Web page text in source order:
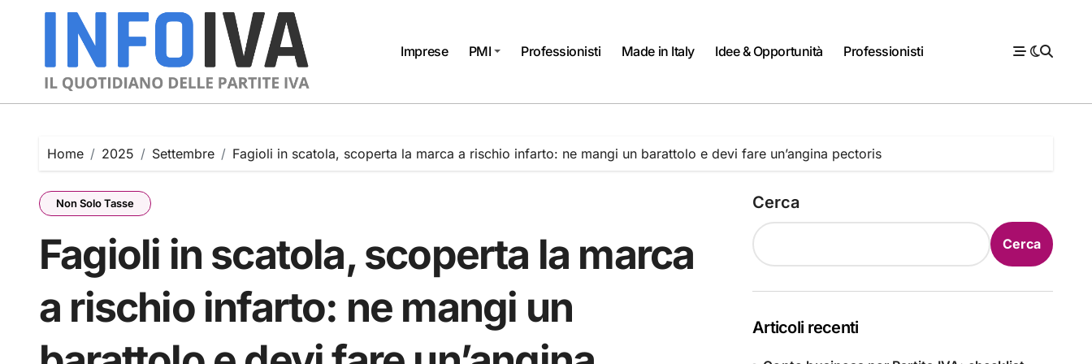
Imprese PMI Professionisti Made in Italy Idee & Opportunità Professionisti
Home 2025 Settembre Fagioli in scatola, scoperta la marca a rischio infarto: ne mangi un barattolo e devi fare un’angina pectoris
Non Solo Tasse
Fagioli in scatola, scoperta la marca
a rischio infarto: ne mangi un
Cerca
Cerca
Articoli recenti